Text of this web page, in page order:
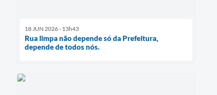
18 JUN 2026 - 13h43
Rua limpa não depende só da Prefeitura,
depende de todos nós.